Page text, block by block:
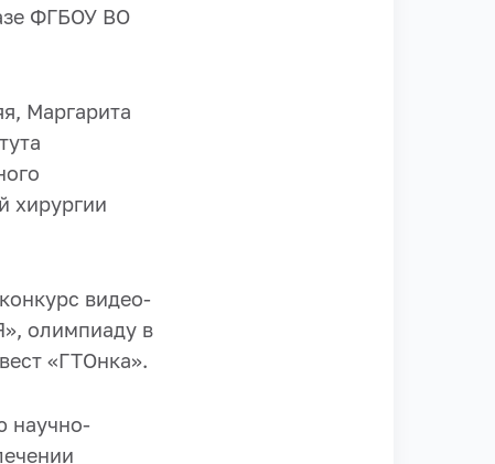
ФГБОУ ВО
Маргарита
хирургии
видео-
олимпиаду в
«ГТОнка».
научно-